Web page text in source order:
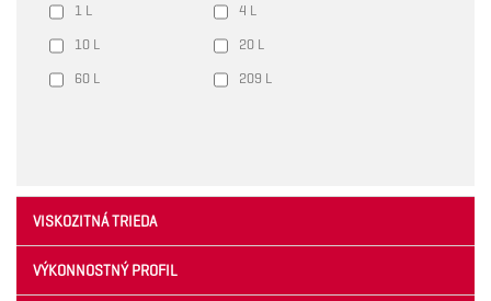
1 L
4 L
10 L
20 L
60 L
209 L
VISKOZITNÁ TRIEDA
VÝKONNOSTNÝ PROFIL